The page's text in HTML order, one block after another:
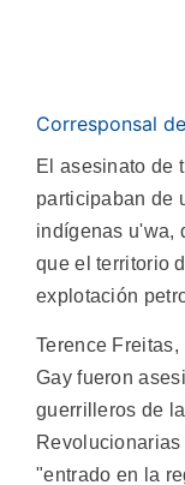
Corresponsal
El asesinato de
participaban de
indígenas u'wa,
que el territorio
explotación
Terence
Gay fueron
guerrilleros de
"entrado en la